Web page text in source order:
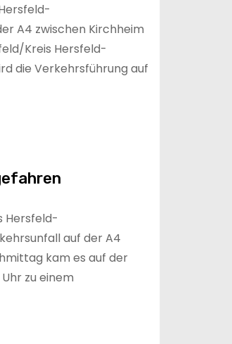
A4 zwischen Kirchheim
Kreis Hersfeld-
die Verkehrsführung auf
Hersfeld-
auf der A4
kam es auf der
zu einem